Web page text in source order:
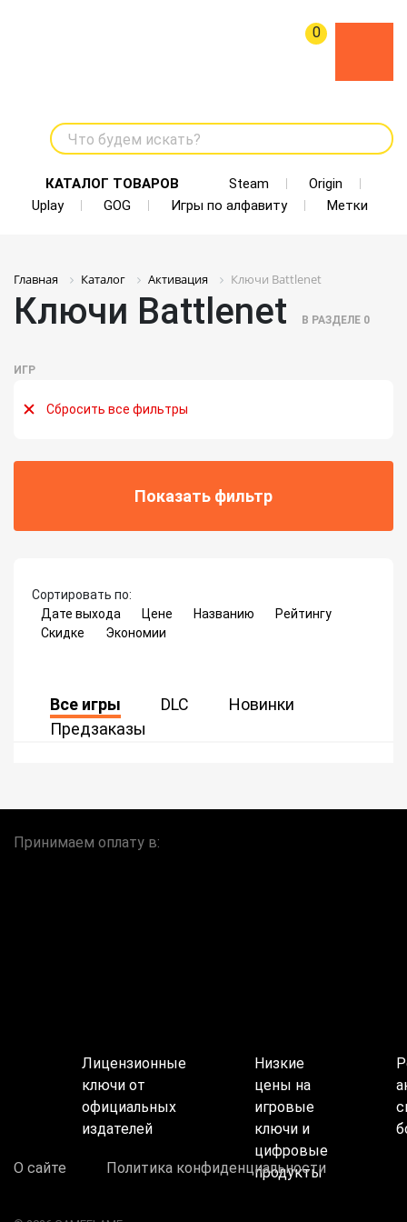
0
Что будем искать?
КАТАЛОГ ТОВАРОВ Steam
Origin
Uplay
GOG Игры по алфавиту Метки
Главная Каталог Активация Ключи Battlenet
Ключи Battlenet В РАЗДЕЛЕ 0
ИГР
Сбросить все фильтры
Показать фильтр
Сортировать по:
Дате выхода
Цене Названию
Рейтингу
Скидке
Экономии
Все игры DLC
Новинки
Предзаказы
Принимаем оплату в:
Лицензионные
ключи от
официальных
издателей
Низкие
цены на
игровые
ключи и
цифровые
продукты
О сайте Политика конфиденциальности